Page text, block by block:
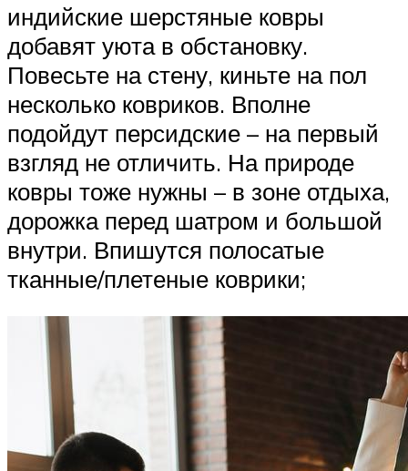
индийские шерстяные ковры
добавят уюта в обстановку.
Повесьте на стену, киньте на пол
несколько ковриков. Вполне
подойдут персидские – на первый
взгляд не отличить. На природе
ковры тоже нужны – в зоне отдыха,
дорожка перед шатром и большой
внутри. Впишутся полосатые
тканные/плетеные коврики;